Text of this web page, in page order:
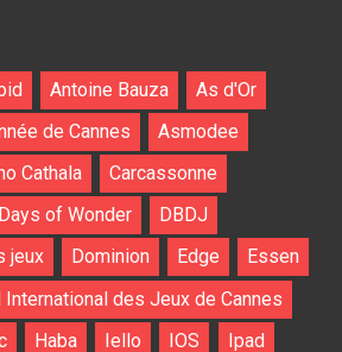
Antoine Bauza
As d'Or
de Cannes
Asmodee
Cathala
Carcassonne
Days of Wonder
DBDJ
jeux
Dominion Edge
Essen
des Jeux de Cannes
Haba Iello IOS
Ipad